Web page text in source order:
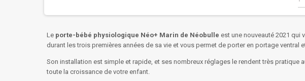
Le porte-bébé physiologique Néo+ Marin de Néobulle est une nouveauté 2021
durant les trois premières années de sa vie et vous permet de porter en portage ventral
Son installation est simple et rapide, et ses nombreux réglages le rendent très pratique
toute la croissance de votre enfant.